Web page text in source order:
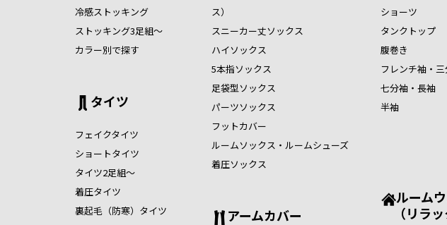
冷感ストッキング
ストッキング3足組～
カラー別で探す
タイツ
フェイクタイツ
ショートタイツ
タイツ2足組～
着圧タイツ
裏起毛（防寒）タイツ
ス）
スニーカー丈ソックス
ハイソックス
5本指ソックス
足袋型ソックス
パーツソックス
フットカバー
ルームソックス・ルームシューズ
着圧ソックス
アームカバー
ショーツ
タンクトップ
腹巻き
フレンチ袖・
七分袖・長袖
半袖
ルーム
（リラッ